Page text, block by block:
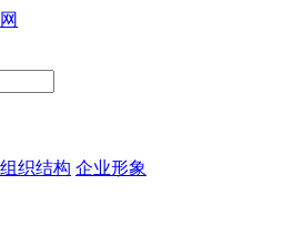
组织结构 企业形象